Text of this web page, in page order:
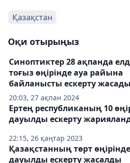
Қазақстан
Оқи отырыңыз
20:03, 27 ақпан 2024
Синоптиктер 28 ақпанда
тоғыз өңірінде ауа райына
байланысты ескерту жасады
22:15, 26 қаңтар 2023
Ертең республиканың 10
дауылды ескерту
Қазақстанның төрт өңірінде
дауылды ескерту жасалды